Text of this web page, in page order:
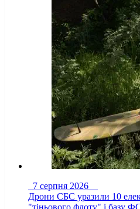
7 серпня 2026
Дрони СБС уразили 10
"тіньового флоту" і базу